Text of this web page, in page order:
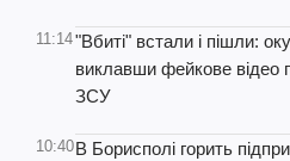
11:14"Вбиті" встали і пішли:
виклавши фейкове відео
ЗСУ
10:40В Борисполі горить